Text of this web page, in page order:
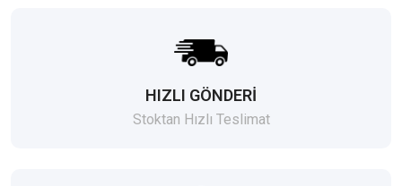
HIZLI GÖNDERİ
Stoktan Hızlı Teslimat